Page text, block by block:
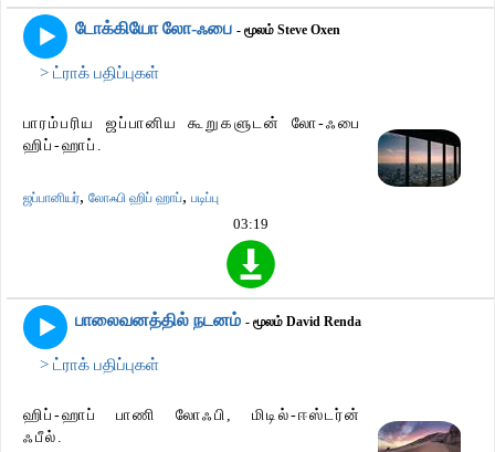
டோக்கியோ லோ-ஃபை - மூலம் Steve Oxen
> ட்ராக் பதிப்புகள்
பாரம்பரிய ஜப்பானிய கூறுகளுடன் லோ-ஃபை
ஹிப்-ஹாப்.
ஜப்பானியர், லோஃபி ஹிப் ஹாப், படிப்பு
03:19
பாலைவனத்தில் நடனம் - மூலம் David Renda
> ட்ராக் பதிப்புகள்
ஹிப்-ஹாப் பாணி லோஃபி, மிடில்-ஈஸ்டர்ன்
ஃபீல்.